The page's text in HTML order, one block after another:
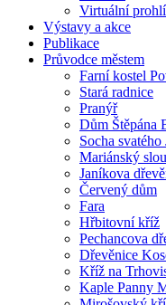
Virtuální
Výstavy a akce
Publikace
Průvodce městem
Farní kostel
Stará radnice
Pranýř
Dům Štěpána
Socha
Mariánský
Janíkova
Červený dům
Fara
Hřbitovní kříž
Pechancova
Dřevěnice
Kříž na
Kaple Panny